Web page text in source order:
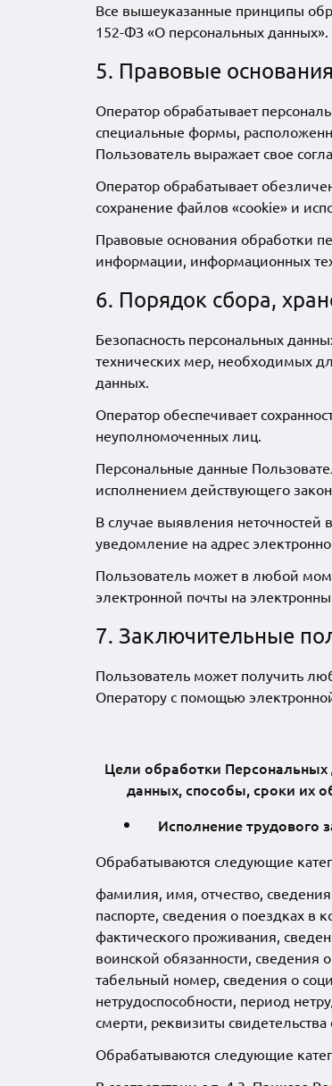
Все вышеуказанные принципы
152-ФЗ «О персональных данных».
5. Правовые
Оператор обрабатывает
специальные формы,
Пользователь выражает свое
Оператор обрабатывает
сохранение файлов «cookie» и
Правовые основания обработки
информации, информационных
6. Порядок сбора,
Безопасность персональных
технических мер, необходимых
данных.
Оператор обеспечивает
неуполномоченных лиц.
Персональные данные
исполнением действующего
В случае выявления неточностей
уведомление на адрес
Пользователь может в любой
электронной почты на
7. Заключительные
Пользователь может получить
Оператору с помощью
Цели обработки Персональных
данных, способы, сроки их
Исполнение трудового
Обрабатываются следующие
фамилия, имя, отчество,
паспорте, сведения о поездках
фактического проживания,
воинской обязанности,
табельный номер, сведения о
нетрудоспособности, период
смерти, реквизиты
Обрабатываются следующие